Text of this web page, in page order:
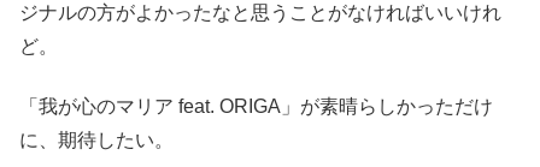
ジナルの方がよかったなと思うことがなければいいけれ
ど。
「我が心のマリア feat. ORIGA」が素晴らしかっただけ
に、期待したい。